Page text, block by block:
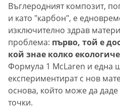
Въглеродният композит,
и като "карбон", е
изключително здрав
проблема: първо, той е
кой знае колко
Формула 1 McLaren и eдна
експериментират с нов
основа, който може да
точки.